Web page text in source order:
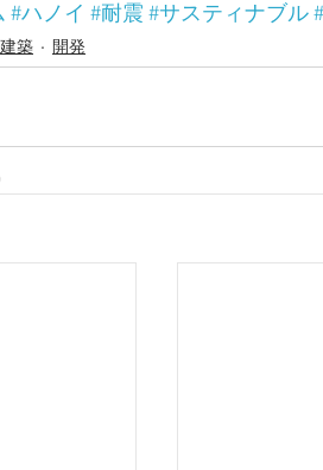
#ハノイ #耐震 #サスティナブル
建築 開発